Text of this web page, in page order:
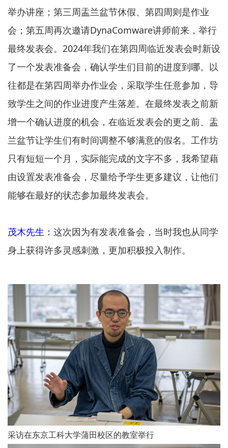
举办讲座；第三周盂兰盆节休假、第四周则是作业
会；第五周再次邀请DynaComware讲师前来，举行
最终发表会。2024年我们在第四周临近发表会时新设
了一个发表准备会，确认学生们目前的进度到哪。以
往都是在第四周举办作业会，采取学生任意参加，导
致学生之间的作业进度产生落差。在最终发表之前新
增一个确认进度的机会，在临近发表会的更之前、盂
兰盆节让学生们有时间调整不够满意的假名。工作坊
只有短短一个月，实际能完成的文字不多，我希望藉
由设置发表准备会，尽量给予学生更多建议，让他们
能够在最好的状态参加最终发表会。
茂木先生： 这次因为有发表准备会，当时我也从同学
身上获得许多灵感刺激，更加积极投入制作。
采访在东京工科大学蒲田校区的教室举行